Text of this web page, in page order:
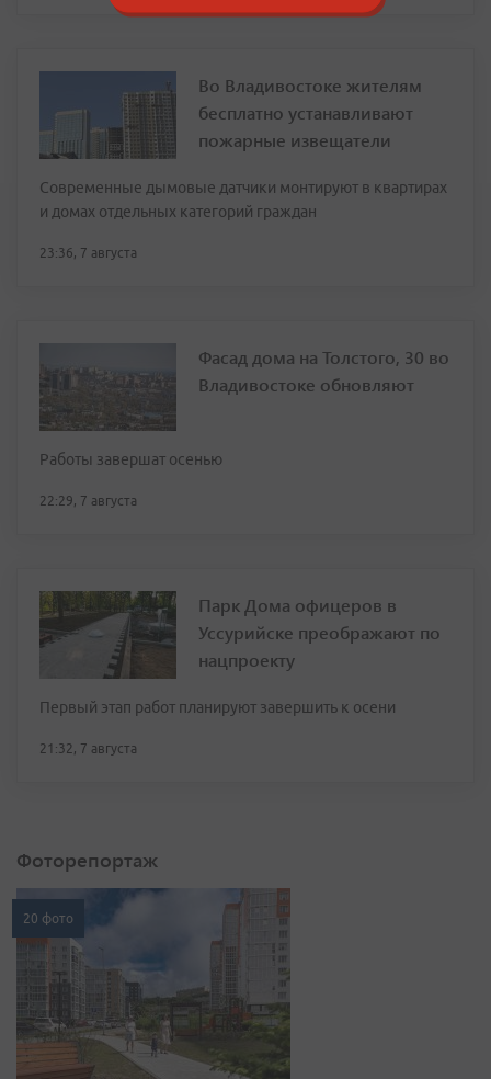
Во Владивостоке жителям
бесплатно устанавливают
пожарные извещатели
Современные дымовые датчики монтируют в квартирах
и домах отдельных категорий граждан
23:36, 7 августа
Фасад дома на Толстого, 30 во
Владивостоке обновляют
Работы завершат осенью
22:29, 7 августа
Парк Дома офицеров в
Уссурийске преображают по
нацпроекту
Первый этап работ планируют завершить к осени
21:32, 7 августа
Фоторепортаж
20 фото